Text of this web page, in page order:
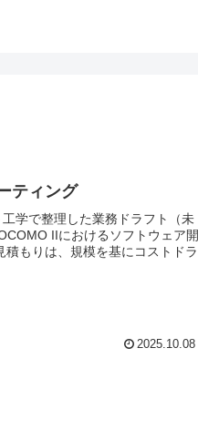
ティング
学で整理した業務ドラフト（未
IIにおけるソフトウェア開
もりは、規模を基にコストドラ
2025.10.08